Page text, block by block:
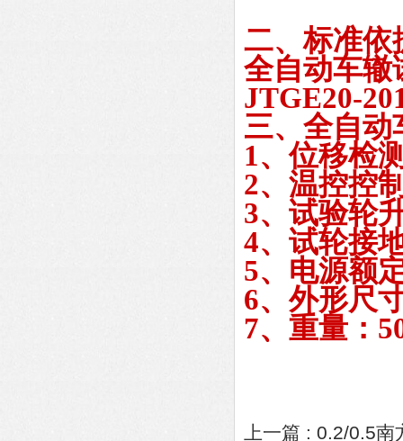
二、标准依
全自动车辙
JTGE20-
三、全自动
1、位移检
2、温控控
3、试验轮
4、试轮接
5、电源额
6、外形尺
7、重量：
上一篇 : 0.2/0.5南